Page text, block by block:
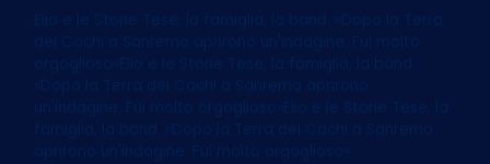
Elio e le Storie Tese, la famiglia, la band. «Dopo la Terra
dei Cachi a Sanremo aprirono un'indagine. Fui molto
orgoglioso»Elio e le Storie Tese, la famiglia, la band.
«Dopo la Terra dei Cachi a Sanremo aprirono
un'indagine. Fui molto orgoglioso»Elio e le Storie Tese, la
famiglia, la band. «Dopo la Terra dei Cachi a Sanremo
aprirono un'indagine. Fui molto orgoglioso»